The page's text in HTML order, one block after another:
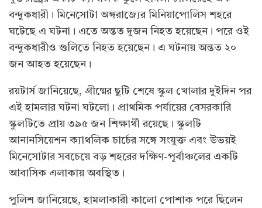
বন্দুকধারী। মিনেসোটা অঙ্গরাজ্যের মিনিয়াপোলিস শহরে
ঘটেছে এ ঘটনা। এতে অন্তত দুজন নিহত হয়েছেন। পরে ওই
বন্দুকধারীও গুলিতে নিহত হয়েছেন। এ ঘটনায় অন্তত ২০
জন আহত হয়েছেন।
রয়টার্স জানিয়েছে, গ্রীষ্মের ছুটি শেষে স্কুল খোলার দুইদিন পর
এই হামলার ঘটনা ঘটলো। প্রাথমিক পর্যায়ের বেসরকারি
স্কুলটিতে প্রায় ৩৯৫ জন শিক্ষার্থী রয়েছে। স্কুলটি
আনানসিয়েশন ক্যাথলিক চার্চের সঙ্গে সংযুক্ত এবং উভয়ই
মিনেসোটার সবচেয়ে বড় শহরের দক্ষিণ-পূর্বাঞ্চলের একটি
আবাসিক এলাকায় অবস্থিত।
পুলিশ জানিয়েছে, হামলাকারী কালো পোশাক পরে ছিলেন